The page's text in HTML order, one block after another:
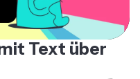
Text über